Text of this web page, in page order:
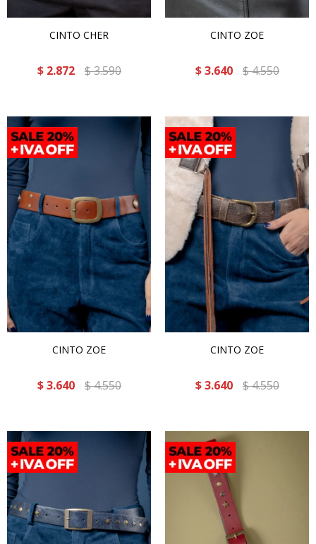
CINTO CHER
$ 2.872 $3.590
CINTO ZOE
$ 3.640 $4.550
CINTO ZOE
$ 3.640 $4.550
CINTO ZOE
$ 3.640 $4.550